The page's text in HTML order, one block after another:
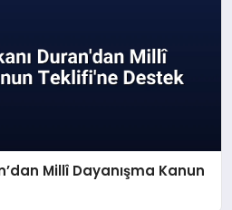
Millî Dayanışma Kanun